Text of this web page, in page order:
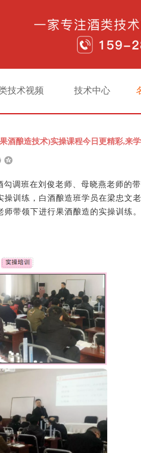
技术视频 技术中心
酒酿造技术)实操课程今日更精彩,来
调班在刘俊老师、母晓燕老师的
训练，白酒酿造班学员在梁忠文
带领下进行果酒酿造的实操训练。